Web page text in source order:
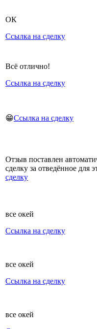
ОК
Ссылка на сделку
Всё отлично!
Ссылка на сделку
😁Ссылка на сделку
Отзыв поставлен
сделку за отведённое для
сделку
все окей
Ссылка на сделку
все окей
Ссылка на сделку
все окей